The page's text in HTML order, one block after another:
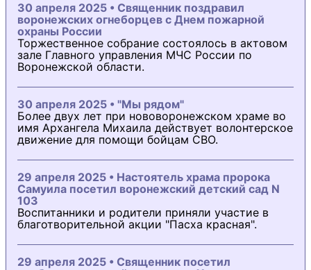
30 апреля 2025 • Священник поздравил
воронежских огнеборцев с Днем пожарной
охраны России
Торжественное собрание состоялось в актовом
зале Главного управления МЧС России по
Воронежской области.
30 апреля 2025 • "Мы рядом"
Более двух лет при нововоронежском храме во
имя Архангела Михаила действует волонтерское
движение для помощи бойцам СВО.
29 апреля 2025 • Настоятель храма пророка
Самуила посетил воронежский детский сад N
103
Воспитанники и родители приняли участие в
благотворительной акции "Пасха красная".
29 апреля 2025 • Священник посетил